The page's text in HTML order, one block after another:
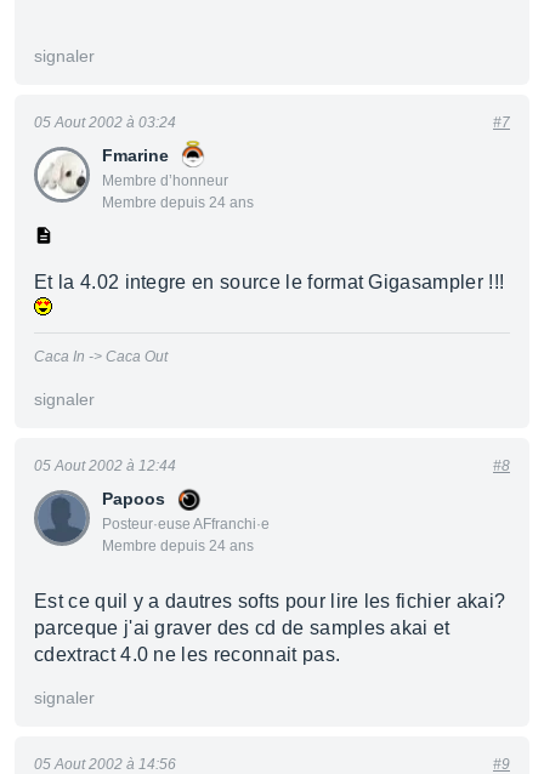
signaler
Fmarine
Membre d’honneur
Membre depuis 24 ans
05 Aout 2002 à 03:24 #7
Et la 4.02 integre en source le format Gigasampler !!!
Caca In -> Caca Out
signaler
Papoos
Posteur·euse AFfranchi·e
Membre depuis 24 ans
05 Aout 2002 à 12:44 #8
Est ce quil y a dautres softs pour lire les fichier akai?
parceque j'ai graver des cd de samples akai et
cdextract 4.0 ne les reconnait pas.
signaler
05 Aout 2002 à 14:56 #9